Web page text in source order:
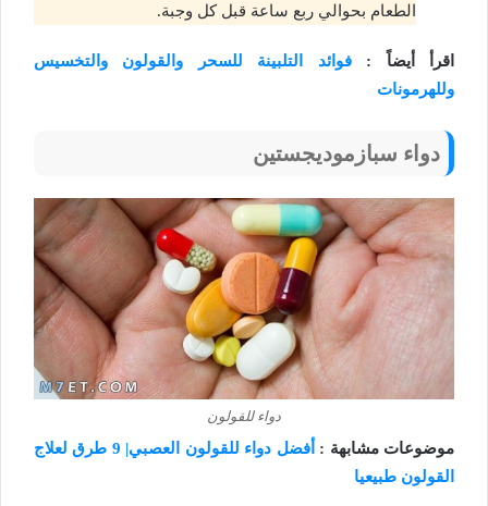
الطعام بحوالي ربع ساعة قبل كل وجبة.
اقرأ أيضاً :فوائد التلبينة للسحر والقولون والتخسيس
وللهرمونات
دواء سبازموديجستين
دواء للقولون
موضوعات مشابهة :
أفضل دواء للقولون العصبي| 9 طرق لعلاج
القولون طبيعيا